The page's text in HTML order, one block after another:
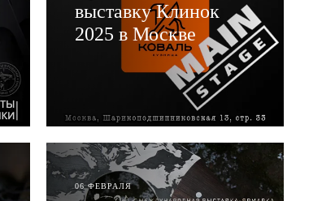
выставку Клинок
2025 в Москве
06 ФЕВРАЛЯ